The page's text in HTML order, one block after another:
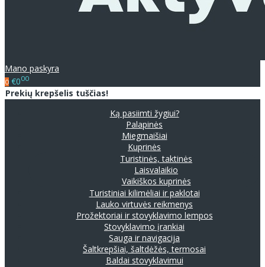
Mano paskyra
0 €000
Prekių krepšelis tuščias!
Ką pasiimti žygiui?
Palapinės
Miegmaišiai
Kuprinės
Turistinės, taktinės
Laisvalaikio
Vaikiškos kuprinės
Turistiniai kilimėliai ir paklotai
Lauko virtuvės reikmenys
Prožektoriai ir stovyklavimo lempos
Stovyklavimo įrankiai
Sauga ir navigacija
Šaltkrepšiai, šaltdėžės, termosai
Baldai stovyklavimui